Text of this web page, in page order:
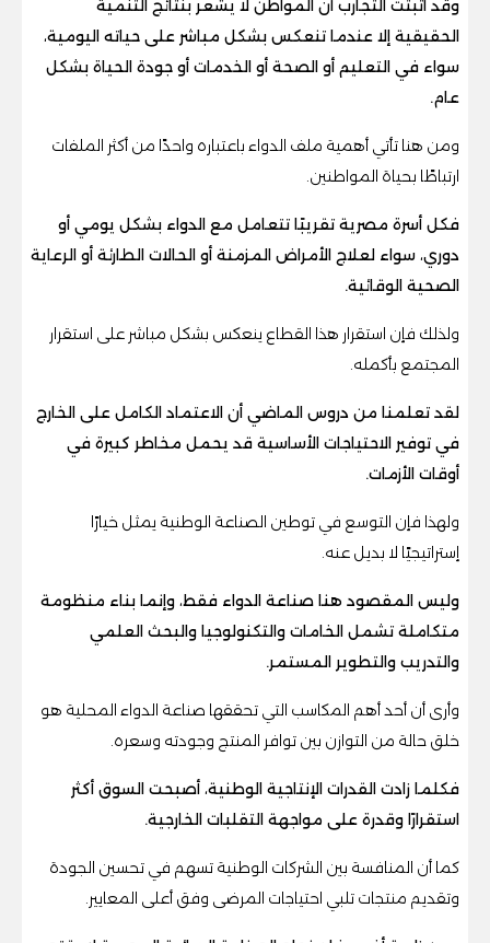
وقد أثبتت التجارب أن المواطن لا يشعر بنتائج التنمية
الحقيقية إلا عندما تنعكس بشكل مباشر على حياته اليومية،
سواء في التعليم أو الصحة أو الخدمات أو جودة الحياة بشكل
عام.
ومن هنا تأتي أهمية ملف الدواء باعتباره واحدًا من أكثر الملفات
ارتباطًا بحياة المواطنين.
فكل أسرة مصرية تقريبًا تتعامل مع الدواء بشكل يومي أو
دوري، سواء لعلاج الأمراض المزمنة أو الحالات الطارئة أو الرعاية
الصحية الوقائية.
ولذلك فإن استقرار هذا القطاع ينعكس بشكل مباشر على استقرار
المجتمع بأكمله.
لقد تعلمنا من دروس الماضي أن الاعتماد الكامل على الخارج
في توفير الاحتياجات الأساسية قد يحمل مخاطر كبيرة في
أوقات الأزمات.
ولهذا فإن التوسع في توطين الصناعة الوطنية يمثل خيارًا
إستراتيجيًا لا بديل عنه.
وليس المقصود هنا صناعة الدواء فقط، وإنما بناء منظومة
متكاملة تشمل الخامات والتكنولوجيا والبحث العلمي
والتدريب والتطوير المستمر.
وأرى أن أحد أهم المكاسب التي تحققها صناعة الدواء المحلية هو
خلق حالة من التوازن بين توافر المنتج وجودته وسعره.
فكلما زادت القدرات الإنتاجية الوطنية، أصبحت السوق أكثر
استقرارًا وقدرة على مواجهة التقلبات الخارجية.
كما أن المنافسة بين الشركات الوطنية تسهم في تحسين الجودة
وتقديم منتجات تلبي احتياجات المرضى وفق أعلى المعايير.